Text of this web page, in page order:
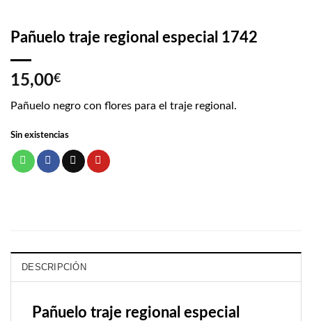
Pañuelo traje regional especial 1742
15,00€
Pañuelo negro con flores para el traje regional.
Sin existencias
DESCRIPCIÓN
Pañuelo traje regional especial